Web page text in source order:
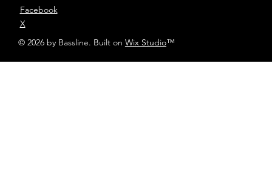
Facebook
X
© 2026 by Bassline. Built on Wix Studio™